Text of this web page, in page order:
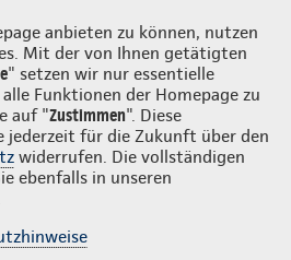
anbieten zu können, nutzen
Mit der von Ihnen getätigten
" setzen wir nur essentielle
Funktionen der Homepage zu
auf "Zustimmen". Diese
jederzeit für die Zukunft über den
widerrufen. Die vollständigen
ebenfalls in unseren
Login